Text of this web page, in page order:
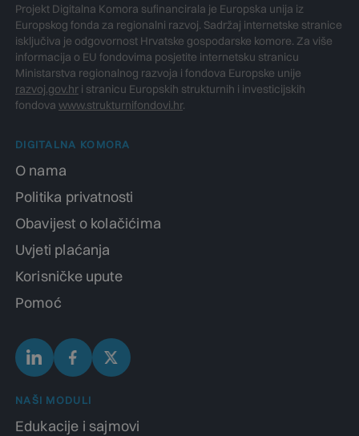
Projekt Digitalna Komora sufinancirala je Europska unija iz
Europskog fonda za regionalni razvoj. Sadržaj internetske stranice
isključiva je odgovornost Hrvatske gospodarske komore. Za više
informacija o EU fondovima posjetite internetsku stranicu
Ministarstva regionalnog razvoja i fondova Europske unije
razvoj.gov.hri stranicu Europskih strukturnih i investicijskih
fondova www.strukturnifondovi.hr.
DIGITALNA KOMORA
O nama
Politika privatnosti
Obavijest o kolačićima
Uvjeti plaćanja
Korisničke upute
Pomoć
NAŠI MODULI
Edukacije i sajmovi